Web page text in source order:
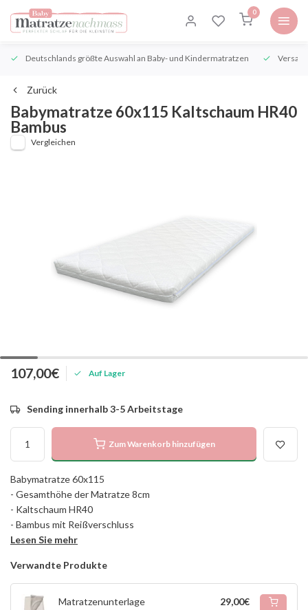
0
Deutschlands größte Auswahl an Baby- und Kindermatratzen
Zurück
Babymatratze 60x115 Kaltschaum HR40
Bambus
Vergleichen
107,00€ Auf Lager
Sending innerhalb 3-5 Arbeitstage
Zum Warenkorb hinzufügen
Babymatratze 60x115
- Gesamthöhe der Matratze 8cm
- Kaltschaum HR40
- Bambus mit Reißverschluss
Lesen Sie mehr
Verwandte Produkte
Matratzenunterlage
29,00€